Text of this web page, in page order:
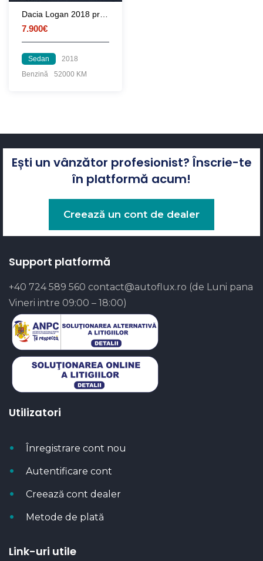
7.900€
Sedan
2018
Benzină
52000 KM
Ești un vânzător profesionist? Înscrie-te
în platformă acum!
Creează un cont de dealer
Support platformă
+40 724 589 560 contact@autoflux.ro (de Luni pana
Vineri intre 09:00 – 18:00)
Utilizatori
Înregistrare cont nou
Autentificare cont
Creează cont dealer
Metode de plată
Link-uri utile